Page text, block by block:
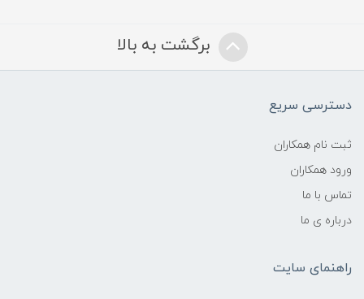
برگشت به بالا
دسترسی سریع
ثبت نام همکاران
ورود همکاران
تماس با ما
درباره ی ما
راهنمای سایت